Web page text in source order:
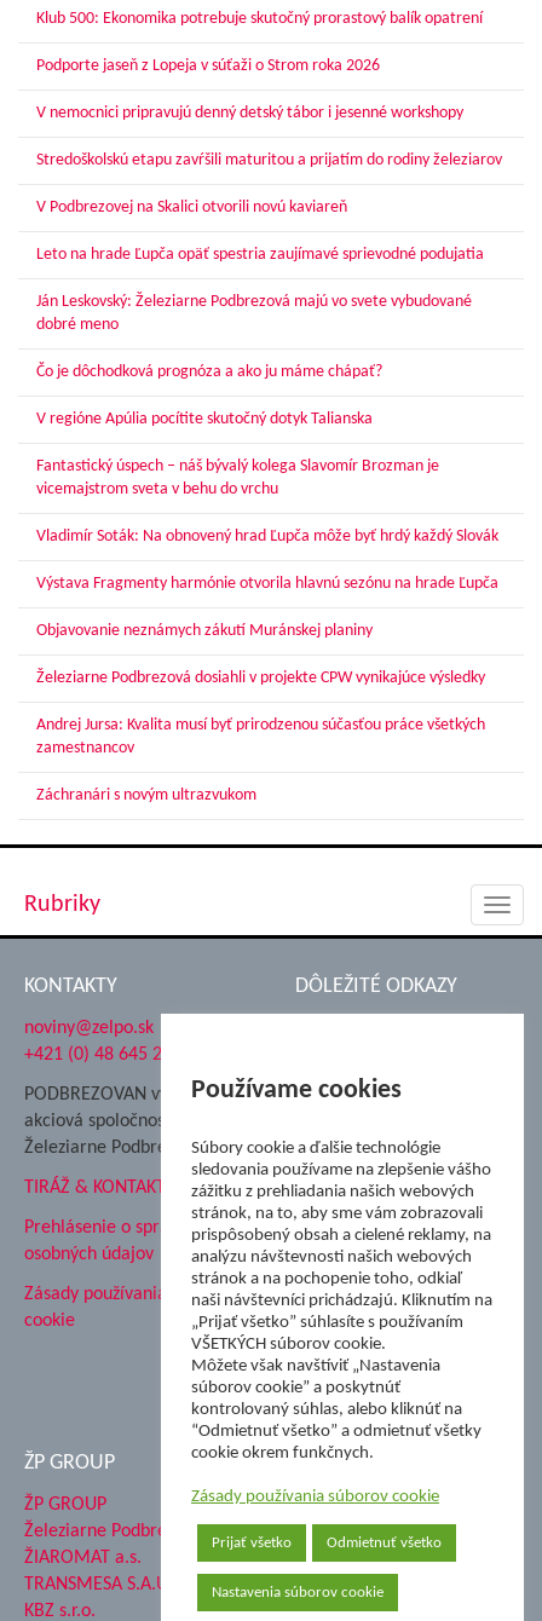
Klub 500: Ekonomika potrebuje skutočný prorastový balík opatrení
Podporte jaseň z Lopeja v súťaži o Strom roka 2026
V nemocnici pripravujú denný detský tábor i jesenné workshopy
Stredoškolskú etapu zavŕšili maturitou a prijatím do rodiny železiarov
V Podbrezovej na Skalici otvorili novú kaviareň
Leto na hrade Ľupča opäť spestria zaujímavé sprievodné podujatia
Ján Leskovský: Železiarne Podbrezová majú vo svete vybudované
dobré meno
Čo je dôchodková prognóza a ako ju máme chápať?
V regióne Apúlia pocítite skutočný dotyk Talianska
Fantastický úspech – náš bývalý kolega Slavomír Brozman je
vicemajstrom sveta v behu do vrchu
Vladimír Soták: Na obnovený hrad Ľupča môže byť hrdý každý Slovák
Výstava Fragmenty harmónie otvorila hlavnú sezónu na hrade Ľupča
Objavovanie neznámych zákutí Muránskej planiny
Železiarne Podbrezová dosiahli v projekte CPW vynikajúce výsledky
Andrej Jursa: Kvalita musí byť prirodzenou súčasťou práce všetkých
zamestnancov
Záchranári s novým ultrazvukom
Rubriky
KONTAKTY
noviny@zelpo.sk
+421 (0) 48 645 2711
PODBREZOVAN vydáva
akciová spoločnosť
Železiarne Podbrezová
TIRÁŽ & KONTAKT
Prehlásenie o spracovaní
osobných údajov
Zásady používania súborov
cookie
DÔLEŽITÉ ODKAZY
Nadácia Železiarne
ŽP Informatika s.r.o.
ŠK Železiarne Podbrezová
Tále a.s.
ŽP GROUP
ŽP GROUP
Železiarne Podbrezová a.s.
ŽIAROMAT a.s.
TRANSMESA S.A.U.
KBZ s.r.o.
Používame cookies
Súbory cookie a ďalšie technológie
sledovania používame na zlepšenie vášho
zážitku z prehliadania našich webových
stránok, na to, aby sme vám zobrazovali
prispôsobený obsah a cielené reklamy, na
analýzu návštevnosti našich webových
stránok a na pochopenie toho, odkiaľ
naši návštevníci prichádzajú. Kliknutím na
„Prijať všetko” súhlasíte s používaním
VŠETKÝCH súborov cookie.
Môžete však navštíviť „Nastavenia
súborov cookie” a poskytnúť
kontrolovaný súhlas, alebo kliknúť na
“Odmietnuť všetko” a odmietnuť všetky
cookie okrem funkčnych.
Zásady používania súborov cookie
Prijať všetko Odmietnuť všetko
Nastavenia súborov cookie